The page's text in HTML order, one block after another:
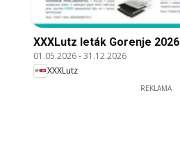
XXXLutz leták Gorenje 2026
01.05.2026-31.12.2026
XXXLutz
REKLAMA